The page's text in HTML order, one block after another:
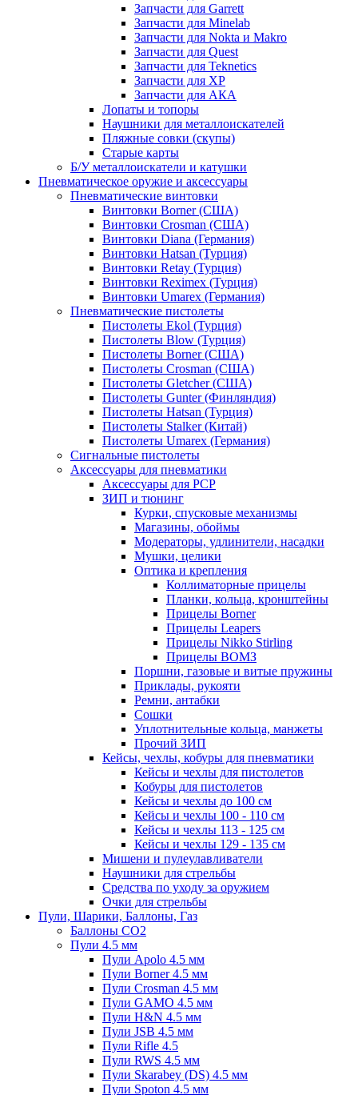
Запчасти для Garrett
Запчасти для Minelab
Запчасти для Nokta и Makro
Запчасти для Quest
Запчасти для Teknetics
Запчасти для XP
Запчасти для АКА
Лопаты и топоры
Наушники для металлоискателей
Пляжные совки (скупы)
Старые карты
Б/У металлоискатели и катушки
Пневматическое оружие и аксессуары
Пневматические винтовки
Винтовки Borner (США)
Винтовки Crosman (США)
Винтовки Diana (Германия)
Винтовки Hatsan (Турция)
Винтовки Retay (Турция)
Винтовки Reximex (Турция)
Винтовки Umarex (Германия)
Пневматические пистолеты
Пистолеты Ekol (Турция)
Пистолеты Blow (Турция)
Пистолеты Borner (США)
Пистолеты Crosman (США)
Пистолеты Gletcher (США)
Пистолеты Gunter (Финляндия)
Пистолеты Hatsan (Турция)
Пистолеты Stalker (Китай)
Пистолеты Umarex (Германия)
Сигнальные пистолеты
Аксессуары для пневматики
Аксессуары для PCP
ЗИП и тюнинг
Курки, спусковые механизмы
Магазины, обоймы
Модераторы, удлинители, насадки
Мушки, целики
Оптика и крепления
Коллиматорные прицелы
Планки, кольца, кронштейны
Прицелы Borner
Прицелы Leapers
Прицелы Nikko Stirling
Прицелы ВОМЗ
Поршни, газовые и витые пружины
Приклады, рукояти
Ремни, антабки
Сошки
Уплотнительные кольца, манжеты
Прочий ЗИП
Кейсы, чехлы, кобуры для пневматики
Кейсы и чехлы для пистолетов
Кобуры для пистолетов
Кейсы и чехлы до 100 см
Кейсы и чехлы 100 - 110 см
Кейсы и чехлы 113 - 125 см
Кейсы и чехлы 129 - 135 см
Мишени и пулеулавливатели
Наушники для стрельбы
Средства по уходу за оружием
Очки для стрельбы
Пули, Шарики, Баллоны, Газ
Баллоны CO2
Пули 4.5 мм
Пули Apolo 4.5 мм
Пули Borner 4.5 мм
Пули Crosman 4.5 мм
Пули GAMO 4.5 мм
Пули H&N 4.5 мм
Пули JSB 4.5 мм
Пули Rifle 4.5
Пули RWS 4.5 мм
Пули Skarabey (DS) 4.5 мм
Пули Spoton 4.5 мм